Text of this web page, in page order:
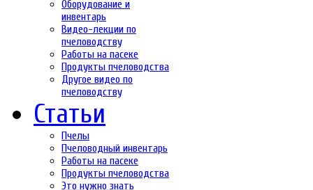
Оборудование и
инвентарь
Видео-лекции по
пчеловодству
Работы на пасеке
Продукты пчеловодства
Другое видео по
пчеловодству
Статьи
Пчелы
Пчеловодный инвентарь
Работы на пасеке
Продукты пчеловодства
Это нужно знать